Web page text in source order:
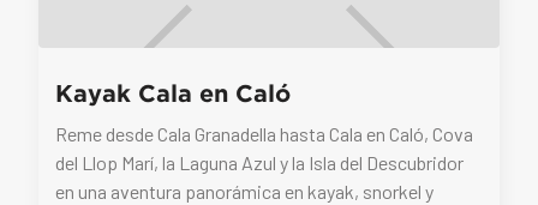
Kayak Cala en Caló
Reme desde Cala Granadella hasta Cala en Caló, Cova
del Llop Marí, la Laguna Azul y la Isla del Descubridor
en una aventura panorámica en kayak, snorkel y